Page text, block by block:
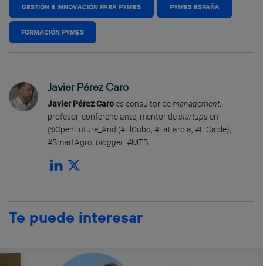
GESTIÓN E INNOVACIÓN PARA PYMES PYMES ESPAÑA
FORMACIÓN PYMES
Javier Pérez Caro
Javier Pérez Caroes consultor demanagement,
profesor, conferenciante, mentor destartups en
@OpenFuture_And (#ElCubo, #LaFarola, #ElCable),
#SmartAgro, blogger, #MTB
Te puede interesar